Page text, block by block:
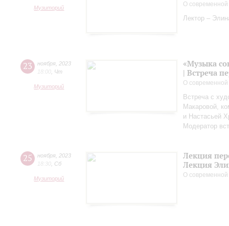
Музиторий О
Лектор –
23 ноября 2023
18:00 Чт
Музиторий
«Музыка
| Встреча
О
Встреча с
Макаровой,
и Настасьей
Модератор
25 ноября 2023
18:30 Сб
Музиторий
Лекция
Лекция
О